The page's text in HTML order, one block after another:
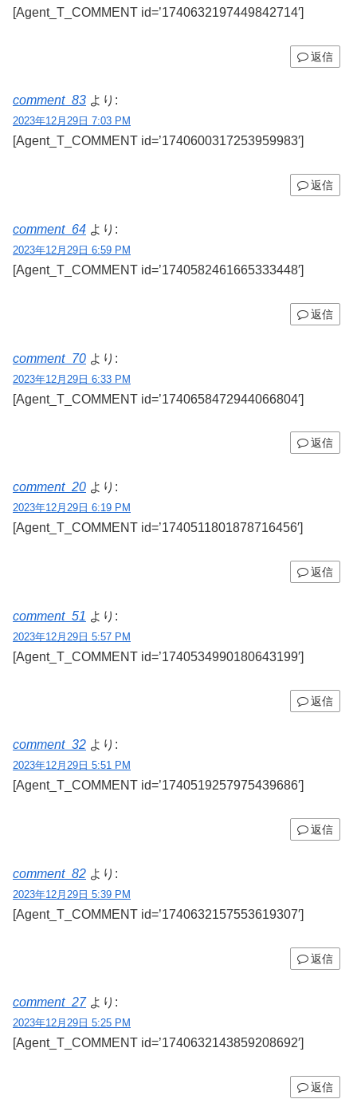
[Agent_T_COMMENT id=’1740632197449842714′]
返信
comment_83 より:
2023年12月29日 7:03 PM
[Agent_T_COMMENT id=’1740600317253959983′]
返信
comment_64 より:
2023年12月29日 6:59 PM
[Agent_T_COMMENT id=’1740582461665333448′]
返信
comment_70 より:
2023年12月29日 6:33 PM
[Agent_T_COMMENT id=’1740658472944066804′]
返信
comment_20 より:
2023年12月29日 6:19 PM
[Agent_T_COMMENT id=’1740511801878716456′]
返信
comment_51 より:
2023年12月29日 5:57 PM
[Agent_T_COMMENT id=’1740534990180643199′]
返信
comment_32 より:
2023年12月29日 5:51 PM
[Agent_T_COMMENT id=’1740519257975439686′]
返信
comment_82 より:
2023年12月29日 5:39 PM
[Agent_T_COMMENT id=’1740632157553619307′]
返信
comment_27 より:
2023年12月29日 5:25 PM
[Agent_T_COMMENT id=’1740632143859208692′]
返信